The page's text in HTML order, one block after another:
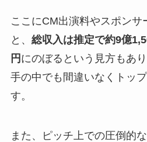
ここにCM出演料やスポンサ
と、 総収入は推定で約9億
円 にのぼるという見方もあ
手の中でも間違いなくトッ
す。
また、ピッチ上での圧倒的